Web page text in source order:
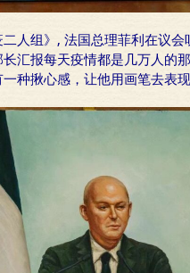
二人组》, 法国总理菲利在议
汇报每天疫情都是几万人的
种揪心感，让他用画笔去表现